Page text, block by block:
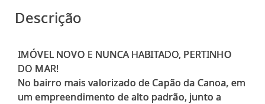
Descrição
IMÓVEL NOVO E NUNCA HABITADO, PERTINHO
DO MAR!
No bairro mais valorizado de Capão da Canoa, em
um empreendimento de alto padrão, junto a